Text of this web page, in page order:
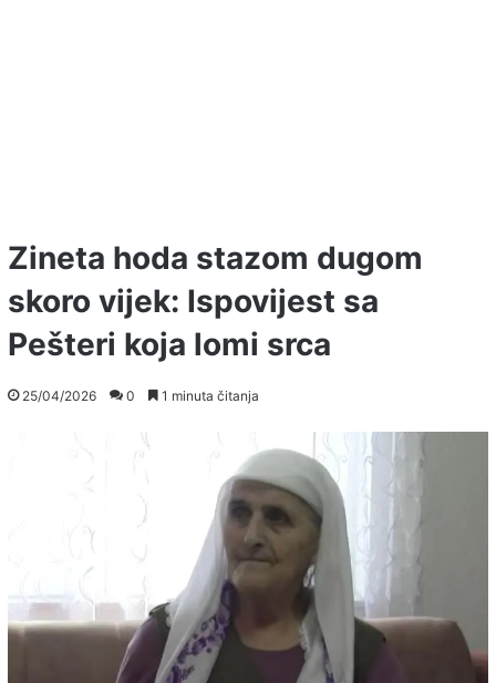
Zineta hoda stazom dugom
skoro vijek: Ispovijest sa
Pešteri koja lomi srca
25/04/2026 0 1 minuta čitanja